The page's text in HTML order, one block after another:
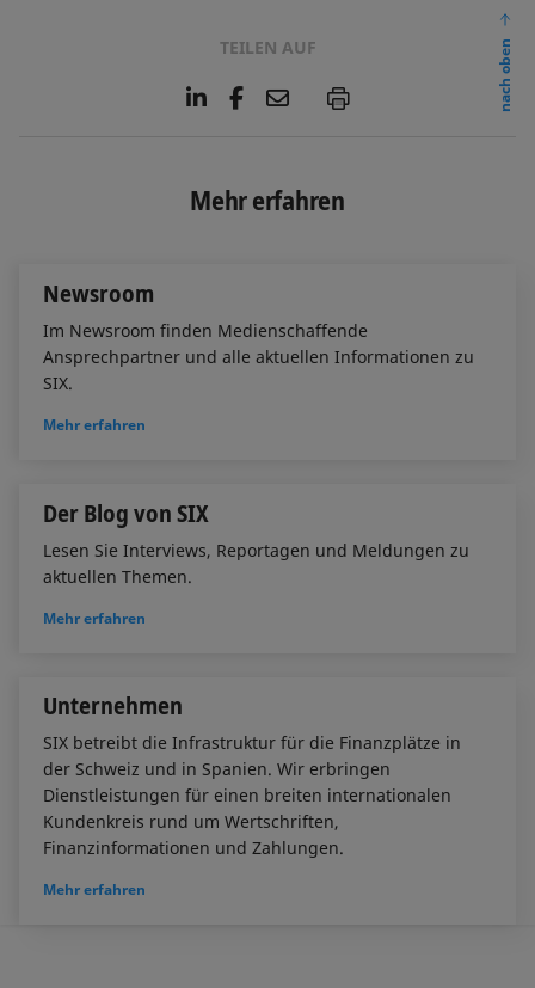
TEILEN AUF
L
e
d
F
o
E
l
P
nach oben
Mehr erfahren
Newsroom
Im Newsroom finden Medienschaffende
Ansprechpartner und alle aktuellen Informationen zu
SIX.
Mehr erfahren
Der Blog von SIX
Lesen Sie Interviews, Reportagen und Meldungen zu
aktuellen Themen.
Mehr erfahren
Unternehmen
SIX betreibt die Infrastruktur für die Finanzplätze in
der Schweiz und in Spanien. Wir erbringen
Dienstleistungen für einen breiten internationalen
Kundenkreis rund um Wertschriften,
Finanzinformationen und Zahlungen.
Mehr erfahren